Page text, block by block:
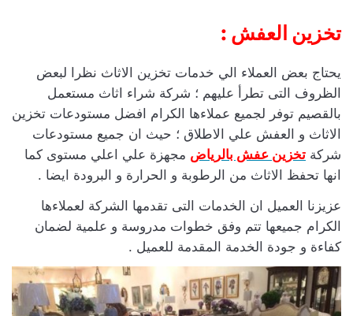
تخزين العفش :
يحتاج بعض العملاء الي خدمات تخزين الاثاث نظرا لبعض
الظروف التى تطرأ عليهم ؛ شركة شراء اثاث مستعمل
بالقصيم توفر لجميع عملاءها الكرام افضل مستودعات تخزين
الاثاث و العفش علي الاطلاق ؛ حيث ان جميع مستودعات
شركة تخزين عفش بالرياض مجهزة علي اعلي مستوى كما
انها تحفظ الاثاث من الرطوبة و الحرارة و البرودة ايضا .
عزيزنا العميل ان الخدمات التى تقدمها الشركة لعملاءها
الكرام جميعها تتم وفق خطوات مدروسة و علمية لضمان
كفاءة و جودة الخدمة المقدمة للعميل .